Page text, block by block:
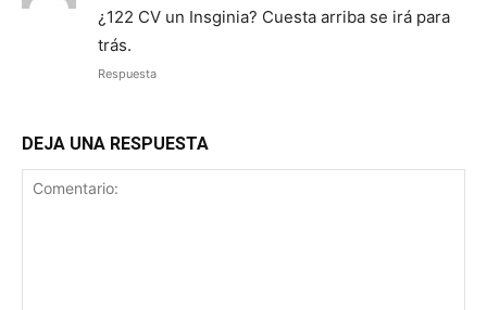
¿122 CV un Insginia? Cuesta arriba se irá para
trás.
Respuesta
DEJA UNA RESPUESTA